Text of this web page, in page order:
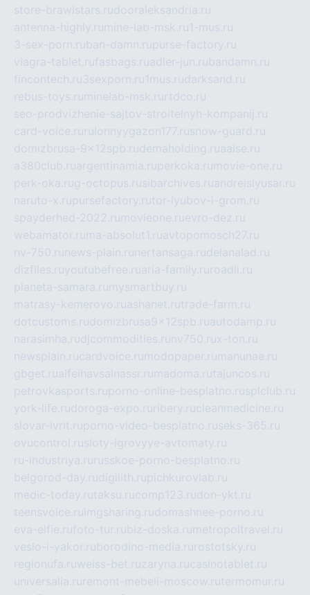
store-brawlstars.rudooraleksandria.ru
antenna-highly.ru mine-lab-msk.ru1-mus.ru
3-sex-porn.ruban-damn.rupurse-factory.ru
viagra-tablet.rufasbags.ruadler-jun.rubandamn.ru
fincontech.ru3sexporn.ru1mus.rudarksand.ru
rebus-toys.ru minelab-msk.ru rtdco.ru
seo-prodvizhenie-sajtov-stroitelnyh-kompanij.ru
card-voice.ru rulonnyygazon177.rusnow-guard.ru
domizbrusa-9x12spb.rudemaholding.ruaalse.ru
a380club.ruargentinamia.ruperkoka.ru movie-one.ru
perk-oka.rug-octopus.rusibarchives.ruandreislyusar.ru
naruto-x.rupursefactory.rutor-lyubov-i-grom.ru
spayderhed-2022.ru movieone.ruevro-dez.ru
webamator.ru ma-absolut1.ruavtopomosch27.ru
nv-750.ru news-plain.ru nertansaga.rudelanalad.ru
dizfiles.ruyoutubefree.ruaria-family.ru roadli.ru
planeta-samara.ru mysmartbuy.ru
matrasy-kemerovo.ruashanet.rutrade-farm.ru
dotcustoms.rudomizbrusa9x12spb.ruautodamp.ru
narasimha.rudjcommodities.ru nv750.rux-ton.ru
newsplain.rucardvoice.ru modopaper.ru manunae.ru
gbget.rualfeihavsalnassr.ru madoma.rutajuncos.ru
petrovkasports.ruporno-online-besplatno.rusplclub.ru
york-life.rudoroga-expo.ru ribery.rucleanmedicine.ru
slovar-ivrit.ruporno-video-besplatno.ruseks-365.ru
ovucontrol.rusloty-igrovyye-avtomaty.ru
ru-industriya.ru russkoe-porno-besplatno.ru
belgorod-day.rudigilith.rupichkurovlab.ru
medic-today.rutaksu.rucomp123.rudon-ykt.ru
teensvoice.ru imgsharing.rudomashnee-porno.ru
eva-elfie.rufoto-tur.rubiz-doska.ru metropoltravel.ru
veslo-i-yakor.ruborodino-media.ru rostotsky.ru
regionufa.ruweiss-bet.ruzaryna.rucasinotablet.ru
universalia.ru remont-mebeli-moscow.rutermomur.ru